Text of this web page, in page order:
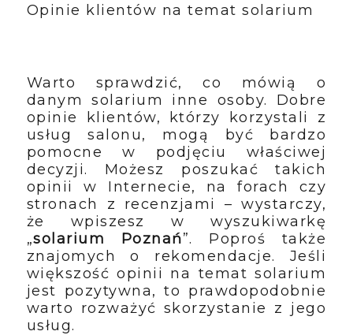
Opinie klientów na temat solarium
Warto sprawdzić, co mówią o
danym solarium inne osoby. Dobre
opinie klientów, którzy korzystali z
usług salonu, mogą być bardzo
pomocne w podjęciu właściwej
decyzji. Możesz poszukać takich
opinii w Internecie, na forach czy
stronach z recenzjami – wystarczy,
że wpiszesz w wyszukiwarkę
„solarium Poznań”. Poproś także
znajomych o rekomendacje. Jeśli
większość opinii na temat solarium
jest pozytywna, to prawdopodobnie
warto rozważyć skorzystanie z jego
usług.